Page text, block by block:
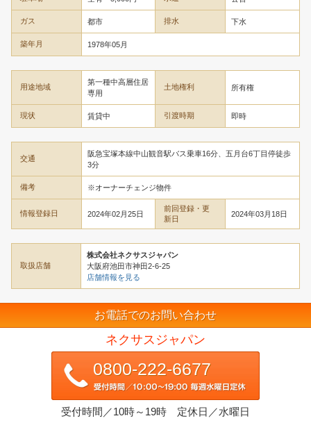
ガス 都市 排水 下水
築年月 1978年05月
用途地域
第一種中高層住居
専用
土地権利 所有権
現状 賃貸中 引渡時期 即時
交通
阪急宝塚本線中山観音駅バス乗車16分、五月台6丁目停徒歩
3分
備考 ※オーナーチェンジ物件
情報登録日 2024年02月25日
前回登録・更
新日
2024年03月18日
取扱店舗
株式会社ネクサスジャパン
大阪府池田市神田2-6-25
店舗情報を見る
お電話でのお問い合わせ
ネクサスジャパン
0800-222-6677
受付時間／10時～19時 定休日／水曜日